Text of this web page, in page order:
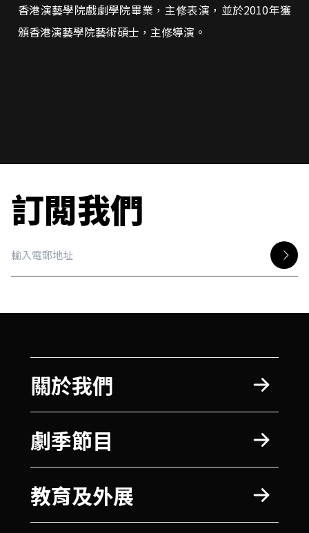
香港演藝學院戲劇學院畢業，主修表演，並於2010年獲
頒香港演藝學院藝術碩士，主修導演。
訂閲我們
關於我們
劇季節目
教育及外展